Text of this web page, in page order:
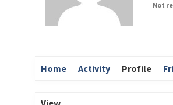
Not
Home Activity Profile
View